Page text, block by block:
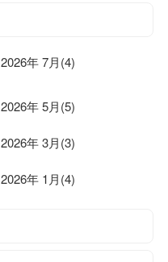
2026年 7月(4)
2026年 5月(5)
2026年 3月(3)
2026年 1月(4)